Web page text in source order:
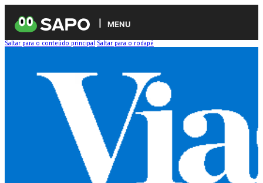
MENU
Saltar para o conteúdo principal Saltar para o rodapé